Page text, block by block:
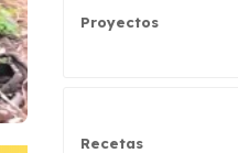
Proyectos
Recetas